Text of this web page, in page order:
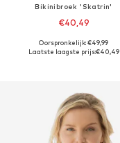
Bikinibroek 'Skatrin'
€40,49
Oorspronkelijk: €49,99
Laatste laagste prijs:€40,49